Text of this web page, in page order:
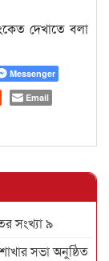
দেখাতে বলা
Messenger
Email
সংখ্যা ৯
সভা অনুষ্ঠিত